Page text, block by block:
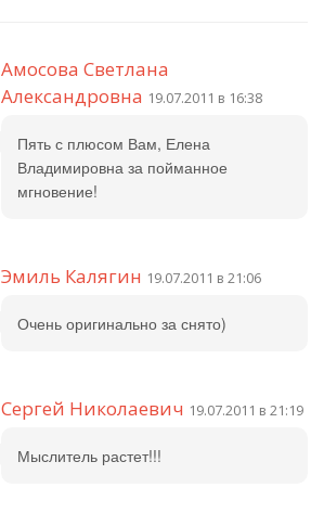
Амосова Светлана
Александровна 19.07.2011 в 16:38
Пять с плюсом Вам, Елена
Владимировна за пойманное
мгновение!
Эмиль Калягин 19.07.2011 в 21:06
Очень оригинально за снято)
Сергей Николаевич 19.07.2011 в 21:19
Мыслитель растет!!!